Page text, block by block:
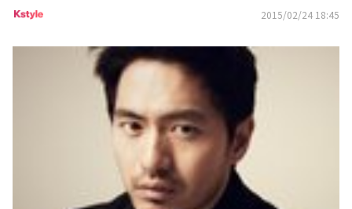
マンスが必要～」大研究 Vol.1
2015/02/24 18:45